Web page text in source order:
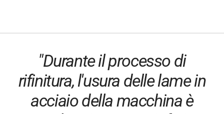
"Durante il processo di
rifinitura, l'usura delle lame in
acciaio della macchina è